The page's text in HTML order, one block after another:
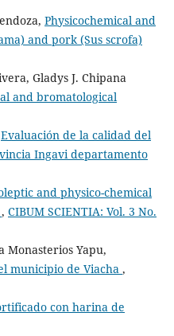
Physicochemical and
and pork (Sus scrofa)
Gladys J. Chipana
and bromatological
Evaluación de la calidad del
Ingavi departamento
and physico-chemical
, CIBUM SCIENTIA: Vol. 3 No.
Monasterios Yapu,
municipio de Viacha ,
con harina de